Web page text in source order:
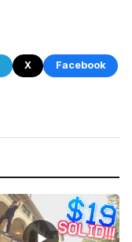
X
Facebook
▶